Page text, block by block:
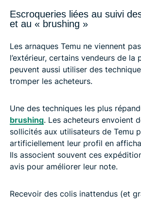
Escroqueries liées au suivi
et au « brushing »
Les arnaques Temu ne viennent
l’extérieur, certains vendeurs de la
peuvent aussi utiliser des
tromper les acheteurs.
Une des techniques les plus
brushing. Les acheteurs envoient
sollicités aux utilisateurs de Temu
artificiellement leur profil en
Ils associent souvent ces
avis pour améliorer leur note.
Recevoir des colis inattendus (et